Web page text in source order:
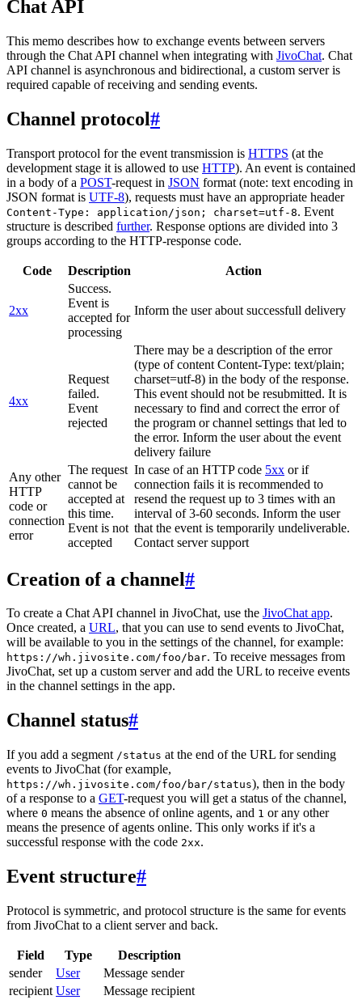
Chat API
This memo describes how to exchange events between servers
through the Chat API channel when integrating with JivoChat. Chat
API channel is asynchronous and bidirectional, a custom server is
required capable of receiving and sending events.
Channel protocol#
Transport protocol for the event transmission is HTTPS (at the
development stage it is allowed to use HTTP). An event is contained
in a body of a POST-request in JSON format (note: text encoding in
JSON format is UTF-8), requests must have an appropriate header
Content-Type: application/json; charset=utf-8. Event
structure is described further. Response options are divided into 3
groups according to the HTTP-response code.
Code Description Action
2xx
Success.
Event is
accepted for
processing
Inform the user about successfull delivery
4xx
Request
failed.
Event
rejected
There may be a description of the error
(type of content Content-Type: text/plain;
charset=utf-8) in the body of the response.
This event should not be resubmitted. It is
necessary to find and correct the error of
the program or channel settings that led to
the error. Inform the user about the event
delivery failure
Any other
HTTP
code or
connection
error
The request
cannot be
accepted at
this time.
Event is not
accepted
In case of an HTTP code 5xx or if
connection fails it is recommended to
resend the request up to 3 times with an
interval of 3-60 seconds. Inform the user
that the event is temporarily undeliverable.
Contact server support
Creation of a channel#
To create a Chat API channel in JivoChat, use the JivoChat app.
Once created, a URL, that you can use to send events to JivoChat,
will be available to you in the settings of the channel, for example:
https://wh.jivosite.com/foo/bar. To receive messages from
JivoChat, set up a custom server and add the URL to receive events
in the channel settings in the app.
Channel status#
If you add a segment /status at the end of the URL for sending
events to JivoChat (for example,
https://wh.jivosite.com/foo/bar/status), then in the body
of a response to a GET-request you will get a status of the channel,
where 0 means the absence of online agents, and 1 or any other
means the presence of agents online. This only works if it's a
successful response with the code 2xx.
Event structure#
Protocol is symmetric, and protocol structure is the same for events
from JivoChat to a client server and back.
Field Type
Description
sender
User
Message sender
recipient User
Message recipient